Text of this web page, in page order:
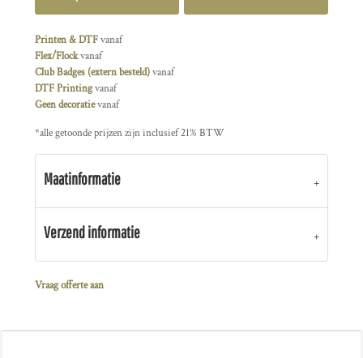
Printen & DTFvanaf
Flex/Flockvanaf
Club Badges (extern besteld)vanaf
DTF Printingvanaf
Geen decoratievanaf
*alle getoonde prijzen zijn inclusief 21% BTW
Maatinformatie
Verzend informatie
Vraag offerte aan